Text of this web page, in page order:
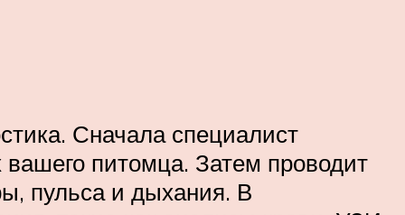
Сначала специалист
питомца. Затем проводит
пульса и дыхания. В